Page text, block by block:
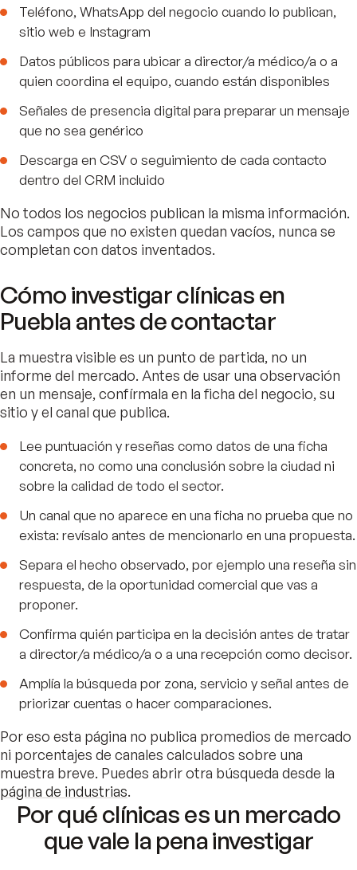
Teléfono, WhatsApp del negocio cuando lo publican,
sitio web e Instagram
Datos públicos para ubicar a director/a médico/a o a
quien coordina el equipo, cuando están disponibles
Señales de presencia digital para preparar un mensaje
que no sea genérico
Descarga en CSV o seguimiento de cada contacto
dentro del CRM incluido
No todos los negocios publican la misma información.
Los campos que no existen quedan vacíos, nunca se
completan con datos inventados.
Cómo investigar clínicas en
Puebla antes de contactar
La muestra visible es un punto de partida, no un
informe del mercado. Antes de usar una observación
en un mensaje, confírmala en la ficha del negocio, su
sitio y el canal que publica.
Lee puntuación y reseñas como datos de una ficha
concreta, no como una conclusión sobre la ciudad ni
sobre la calidad de todo el sector.
Un canal que no aparece en una ficha no prueba que no
exista: revísalo antes de mencionarlo en una propuesta.
Separa el hecho observado, por ejemplo una reseña sin
respuesta, de la oportunidad comercial que vas a
proponer.
Confirma quién participa en la decisión antes de tratar
a director/a médico/a o a una recepción como decisor.
Amplía la búsqueda por zona, servicio y señal antes de
priorizar cuentas o hacer comparaciones.
Por eso esta página no publica promedios de mercado
ni porcentajes de canales calculados sobre una
muestra breve. Puedes abrir otra búsqueda desde la
página de industrias.
Por qué clínicas es un mercado
que vale la pena investigar